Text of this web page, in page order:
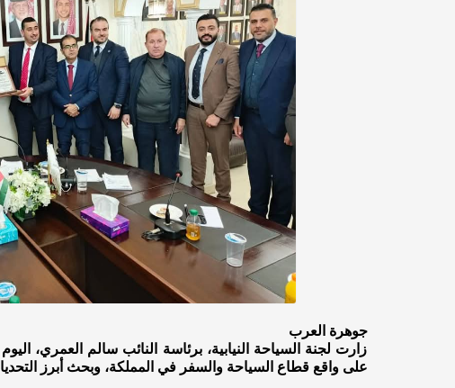
جوهرة العرب
زارت لجنة السياحة النيابية، برئاسة النائب سالم العمري،
على واقع قطاع السياحة والسفر في المملكة، وبحث أبرز